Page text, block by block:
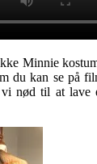
Minnie
du kan se på
vi nød til at